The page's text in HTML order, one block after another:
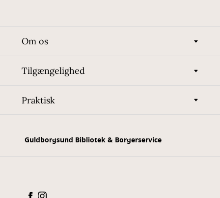
Om os
Tilgængelighed
Praktisk
Guldborgsund Bibliotek & Borgerservice